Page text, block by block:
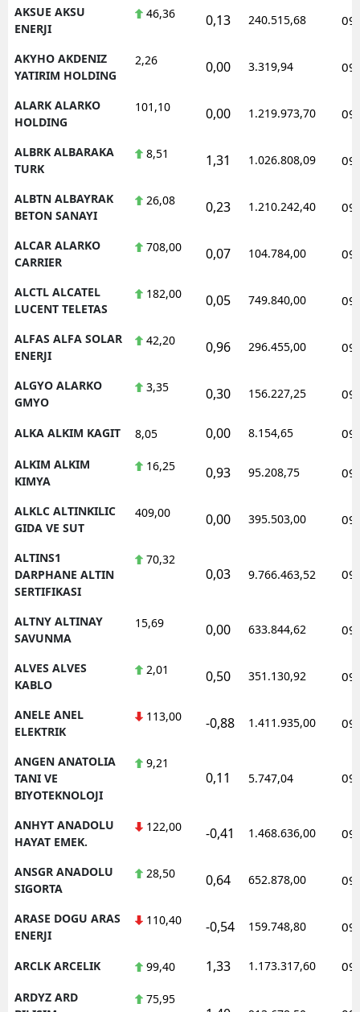
AKSUE AKSU
ENERJI
46,36 0,13 240.515,68
AKYHO AKDENIZ
YATIRIM HOLDING
2,26 0,00 3.319,94
ALARK ALARKO
HOLDING
101,10 0,00 1.219.973,70
ALBRK ALBARAKA
TURK
8,51 1,31 1.026.808,09
ALBTN ALBAYRAK
BETON SANAYI
26,08 0,23 1.210.242,40
ALCAR ALARKO
CARRIER
708,00 0,07 104.784,00
ALCTL ALCATEL
LUCENT TELETAS
182,00 0,05 749.840,00
ALFAS ALFA SOLAR
ENERJI
42,20 0,96 296.455,00
ALGYO ALARKO
GMYO
3,35 0,30 156.227,25
ALKA ALKIM KAGIT 8,05 0,00 8.154,65
ALKIM ALKIM
KIMYA
16,25 0,93 95.208,75
ALKLC ALTINKILIC
GIDA VE SUT
409,00 0,00 395.503,00
ALTINS1
DARPHANE ALTIN
SERTIFIKASI
70,32
0,03 9.766.463,52
ALTNY ALTINAY
SAVUNMA
15,69 0,00 633.844,62
ALVES ALVES
KABLO
2,01 0,50 351.130,92
ANELE ANEL
ELEKTRIK
113,00 -0,88 1.411.935,00
ANGEN ANATOLIA
TANI VE
BIYOTEKNOLOJI
9,21
0,11 5.747,04
ANHYT ANADOLU
HAYAT EMEK.
122,00 -0,41 1.468.636,00
ANSGR ANADOLU
SIGORTA
28,50 0,64 652.878,00
ARASE DOGU ARAS
ENERJI
110,40 -0,54 159.748,80
ARCLK ARCELIK 99,40 1,33 1.173.317,60
ARDYZ ARD
75,95